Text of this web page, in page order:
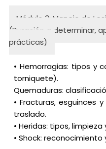
Módulo 3: Manejo de
(Duración a determinar,
prácticas)
• Hemorragias: tipos y
torniquete).
Quemaduras:
• Fracturas, esguinces
traslado.
• Heridas: tipos, limpieza
• Shock: reconocimiento